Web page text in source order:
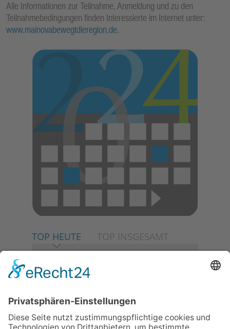
Alle Informationen zur Teilnahme, Anmeldung und zu den
Teilnahmebedingungen finden Interessierte im Internet unter:
www.mainovabewegtdieregion.de.
TOP HEUTE TOP INSGESAMT
06.08.2026
Baustellenführung führt auch in
die Zukunft der Stadt